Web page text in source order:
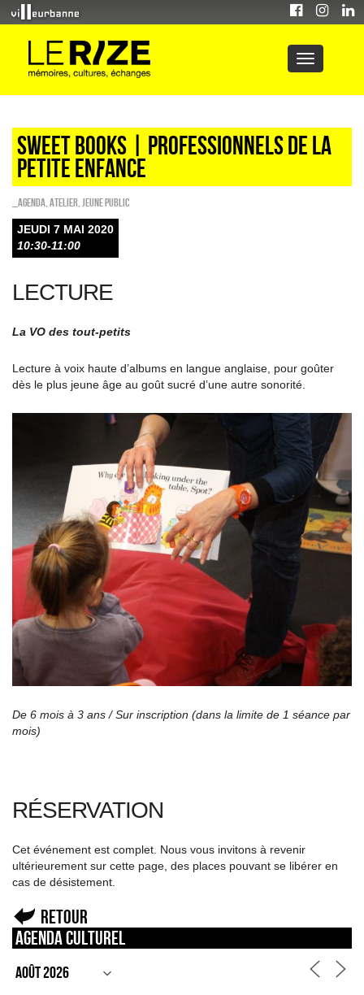
Sweet Books | professionnels de la
petite enfance
_Agenda Atelier Jeune public
JEUDI 7 MAI 2020
10:30-11:00
LECTURE
La VO des tout-petits
Lecture à voix haute d’albums en langue anglaise, pour goûter
dès le plus jeune âge au goût sucré d’une autre sonorité.
De 6 mois à 3 ans / Sur inscription (dans la limite de 1 séance par
mois)
RÉSERVATION
Cet événement est complet. Nous vous invitons à revenir
ultérieurement sur cette page, des places pouvant se libérer en
cas de désistement.
Retour
Agenda culturel